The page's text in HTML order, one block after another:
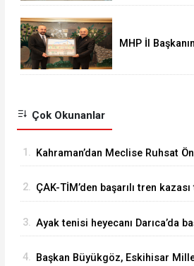
MHP İl
Çok Okunanlar
1. Kahraman’dan Meclise Ruhsat
2. ÇAK-TİM’den başarılı tren
3. Ayak tenisi heyecanı Darıca’da
4. Başkan Büyükgöz, Eskihisar